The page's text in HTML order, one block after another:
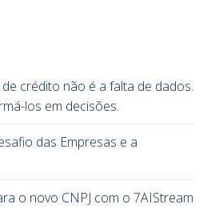
crédito não é a falta de dados.
los em decisões.
das Empresas e a
o novo CNPJ com o 7AIStream